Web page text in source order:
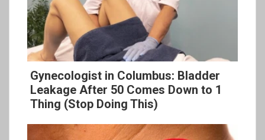
Gynecologist in Columbus: Bladder
Leakage After 50 Comes Down to 1
Thing (Stop Doing This)